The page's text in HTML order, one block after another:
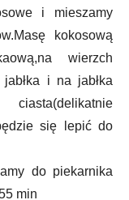
i mieszamy
kokosową
wierzch
i na jabłka
się lepić do
do piekarnika
min